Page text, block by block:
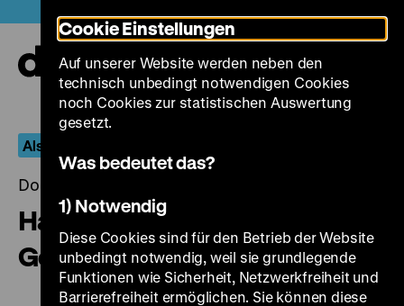
zum
Seiteninhalt
springen
Also like Life
Donnerstag, 21. Januar 2016, 20.00 - 00.00 Uhr
Hao nan hao nu / Good Men,
Good Women
Cookie Einstellungen
Auf unserer Website werden neben den
technisch unbedingt notwendigen Cookies
noch Cookies zur statistischen Auswertung
gesetzt.
Was bedeutet das?
1) Notwendig
Diese Cookies sind für den Betrieb der Website
unbedingt notwendig, weil sie grundlegende
Funktionen wie Sicherheit, Netzwerkfreiheit und
Barrierefreiheit ermöglichen. Sie können diese